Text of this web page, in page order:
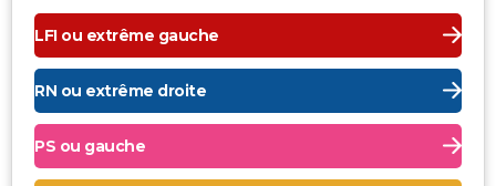
LFI ou extrême gauche
RN ou extrême droite
PS ou gauche